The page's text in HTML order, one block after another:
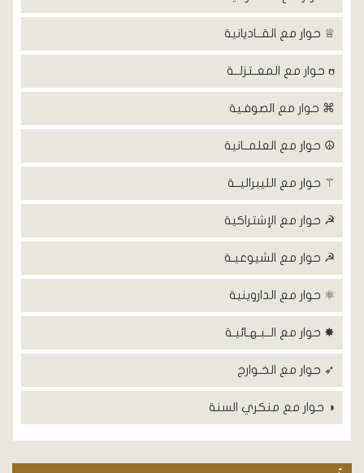
♕ حوار مع القــاديانية
ʊ حوار مع المعــتزلــة
⌘ حوار مع الصوفـية
☮ حوار مع العلمــانية
⚚ حوار مع الليبراليــة
☭ حوار مع الإشتراكية
☭ حوار مع الشيوعيـة
⚛ حوار مع الداروينية
✸ حوار مع الــبـهـائيـة
➶ حوار مع الخـوارج
◑ حوار مع منكري السنة